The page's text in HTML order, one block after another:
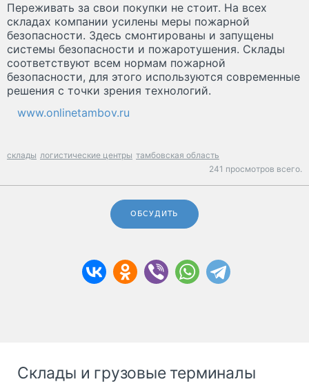
Переживать за свои покупки не стоит. На всех
складах компании усилены меры пожарной
безопасности. Здесь смонтированы и запущены
системы безопасности и пожаротушения. Склады
соответствуют всем нормам пожарной
безопасности, для этого используются современные
решения с точки зрения технологий.
www.onlinetambov.ru
склады логистические центры тамбовская область
241 просмотров всего.
ОБСУДИТЬ
Склады и грузовые терминалы